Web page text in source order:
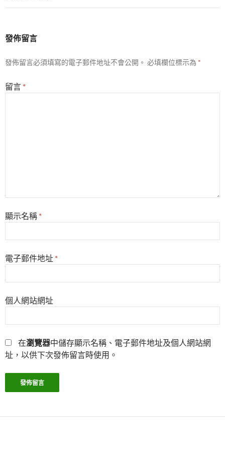
發佈留言
發佈留言必須填寫的電子郵件地址不會公開。 必填欄位標示為 *
留言 *
顯示名稱 *
電子郵件地址 *
個人網站網址
在瀏覽器中儲存顯示名稱、電子郵件地址及個人網站網
址，以供下次發佈留言時使用。